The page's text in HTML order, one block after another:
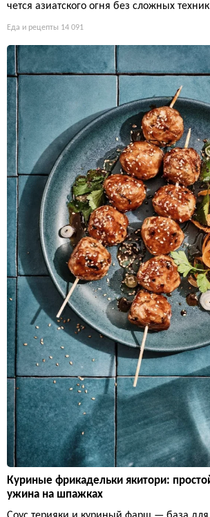
чется азиатского огня без сложных
Еда и рецепты 14 091
Куриные фрикадельки якитори:
ужина на шпажках